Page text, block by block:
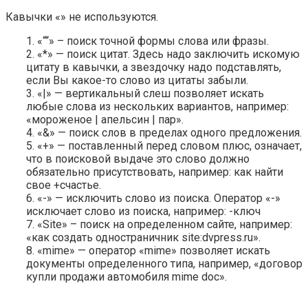
Кавычки «» не используются.
1. «““» – поиск точной формы слова или фразы.
2. «*» — поиск цитат. Здесь надо заключить искомую
цитату в кавычки, а звездочку надо подставлять,
если Вы какое-то слово из цитаты забыли.
3. «|» — вертикальный слеш позволяет искать
любые слова из нескольких вариантов, например:
«мороженое | апельсин | пар».
4. «&» — поиск слов в пределах одного предложения.
5. «+» — поставленный перед словом плюс, означает,
что в поисковой выдаче это слово должно
обязательно присутствовать, например: как найти
свое +счастье.
6. «-» — исключить слово из поиска. Оператор «-»
исключает слово из поиска, например: -ключ
7. «Site» – поиск на определенном сайте, например:
«как создать одностраничник site:dvpress.ru».
8. «mime» — оператор «mime» позволяет искать
документы определенного типа, например, «договор
купли продажи автомобиля mime doc».